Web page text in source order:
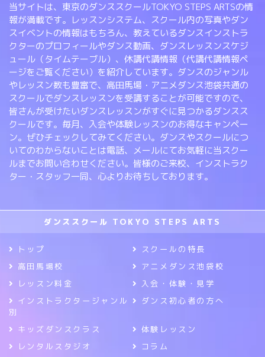
当サイトは、東京のダンススクールTOKYO STEPS ARTSの情
報が満載です。レッスンシステム、スクール内の写真やダン
スイベントの情報はもちろん、教えているダンスインストラ
クターのプロフィールやダンス動画、ダンスレッスンスケジ
ュール（タイムテーブル）、休講代講情報（代講代講情報ペ
ージをご覧ください）を紹介しています。ダンスのジャンル
やレッスン数も豊富で、高田馬場・アニメダンス池袋共通の
スクールでダンスレッスンを受講することが可能ですので、
皆さんが受けたいダンスレッスンがすぐに見つかるダンスス
クールです。毎月、入会や体験レッスンのお得なキャンペー
ン。ぜひチェックしてみてください。ダンスやスクールにつ
いてのわからないことは電話、メールにてお気軽に当スクー
ルまでお問い合わせください。皆様のご来校、インストラク
ター・スタッフ一同、心よりお待ちしております。
ダンススクール TOKYO STEPS ARTS
トップ
スクールの特長
高田馬場校
アニメダンス池袋校
レッスン料金
入会・体験・見学
インストラクタージャンル
別
ダンス初心者の方へ
キッズダンスクラス
体験レッスン
レンタルスタジオ
コラム